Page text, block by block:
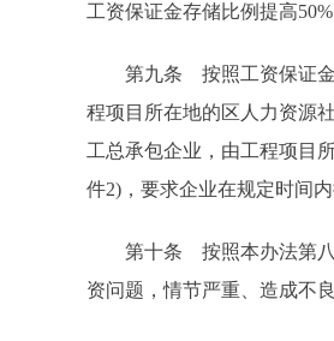
工资保证金存储比例提高
第九条 按照工资保证金差
程项目所在地的区人力资源
工总承包企业，由工程项目
件2)，要求企业在规定时间
第十条 按照本办法第八条
资问题，情节严重、造成不